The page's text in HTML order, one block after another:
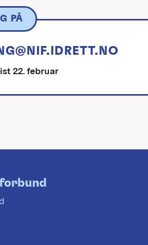
PÅ
22. februar